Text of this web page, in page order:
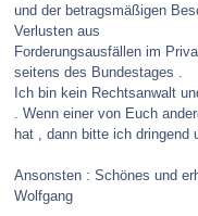
und der betragsmäßigen
Verlusten aus
Forderungsausfällen im
seitens des Bundestages .
Ich bin kein Rechtsanwalt
. Wenn einer von Euch
hat , dann bitte ich dringend
Ansonsten : Schönes und
Wolfgang